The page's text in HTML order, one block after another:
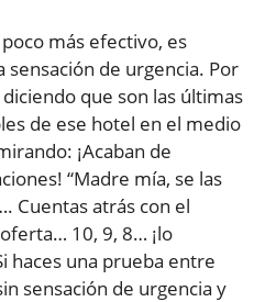
más efectivo, es
sensación de urgencia. Por
que son las últimas
de ese hotel en el medio
¡Acaban de
“Madre mía, se las
Cuentas atrás con el
10, 9, 8… ¡lo
haces una prueba entre
sensación de urgencia y